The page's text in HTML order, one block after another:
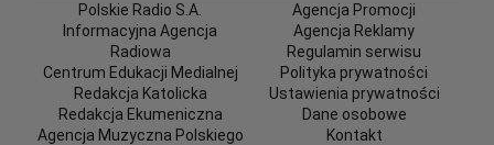
Polskie Radio S.A.
Informacyjna Agencja
Radiowa
Centrum Edukacji Medialnej
Redakcja Katolicka
Redakcja Ekumeniczna
Agencja Muzyczna Polskiego
Agencja Promocji
Agencja Reklamy
Regulamin serwisu
Polityka prywatności
Ustawienia prywatności
Dane osobowe
Kontakt